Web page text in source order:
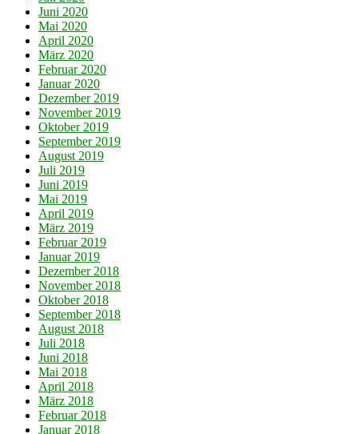
Juni 2020
Mai 2020
April 2020
März 2020
Februar 2020
Januar 2020
Dezember 2019
November 2019
Oktober 2019
September 2019
August 2019
Juli 2019
Juni 2019
Mai 2019
April 2019
März 2019
Februar 2019
Januar 2019
Dezember 2018
November 2018
Oktober 2018
September 2018
August 2018
Juli 2018
Juni 2018
Mai 2018
April 2018
März 2018
Februar 2018
Januar 2018